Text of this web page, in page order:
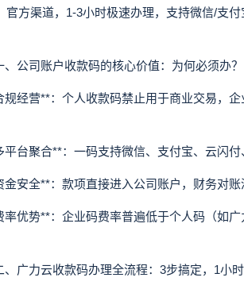
官方渠道，1-3小时极速办理，支持微信/支
司账户收款码的核心价值：为何必须办？
营**：个人收款码禁止用于商业交易，企
聚合**：一码支持微信、支付宝、云闪付
全**：款项直接进入公司账户，财务对账
势**：企业码费率普遍低于个人码（如广
力云收款码办理全流程：3步搞定，1小